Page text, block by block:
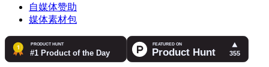
自媒体赞助
媒体素材包